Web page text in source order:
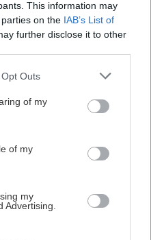
This information may
on the IAB’s List of
further disclose it to other
uses one or more Google
You may click to
and its third-party tags to
purposes in below Google
Outs
of my
of my
my
Advertising.
βουτιά και βουρ. Όλα
σκάμε για
μας!